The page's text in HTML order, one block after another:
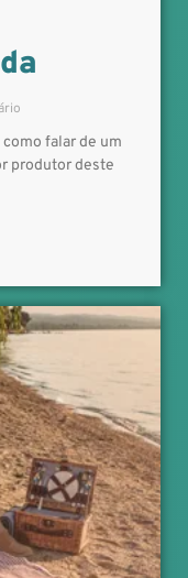
falar de um
produtor deste